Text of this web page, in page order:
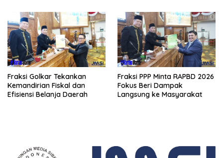
Fraksi Golkar Tekankan
Kemandirian Fiskal dan
Efisiensi Belanja Daerah
Fraksi PPP Minta RAPBD 2026
Fokus Beri Dampak
Langsung ke Masyarakat